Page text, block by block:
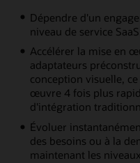
Dépendre d'un
niveau de service SaaS
Accélérer la mise en
adaptateurs
conception visuelle,
œuvre 4 fois plus
d'intégration
Évoluer
des besoins ou à la
maintenant les